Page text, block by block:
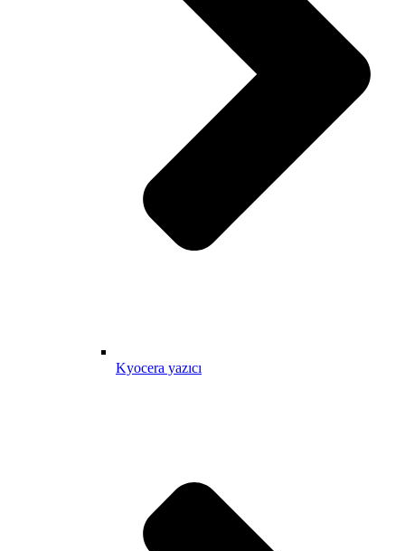
Kyocera yazıcı